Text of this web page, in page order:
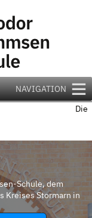
NAVIGATION
Schule, dem
Kreises Stormarn in